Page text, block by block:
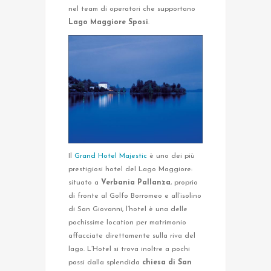
nel team di operatori che supportano
Lago Maggiore Sposi.
Grand Hotel Majestic è uno dei più
prestigiosi hotel del Lago Maggiore:
situato a Verbania Pallanza, proprio
di fronte al Golfo Borromeo e all’isolino
di San Giovanni, l’hotel è una delle
pochissime location per matrimonio
affacciate direttamente sulla riva del
lago. L’Hotel si trova inoltre a pochi
passi dalla splendida chiesa di San